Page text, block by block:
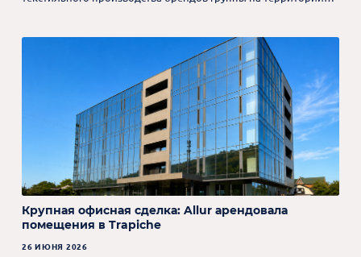
Крупная офисная сделка: Allur арендовала
помещения в Trapiche
26 ИЮНЯ 2026